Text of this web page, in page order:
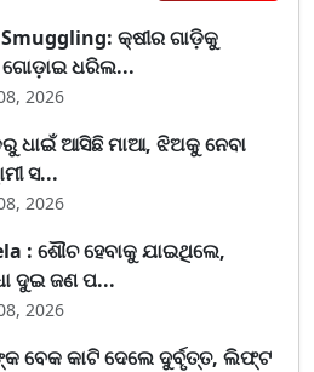
କ୍ଷୀର ଗାଡ଼ିକୁ
ଧରିଲ...
2026
ଧାଇଁ ଆସିଛି ମାଆ, ଝିଅକୁ ନେବା
ସ...
2026
: ଶୌଚ ହେବାକୁ ଯାଇଥିଲେ,
ଦୁଇ ଜଣ ପ...
2026
ବେକ କାଟି ଦେଲେ ଦୁର୍ବୃତ୍ତ, ଲିଫ୍ଟ